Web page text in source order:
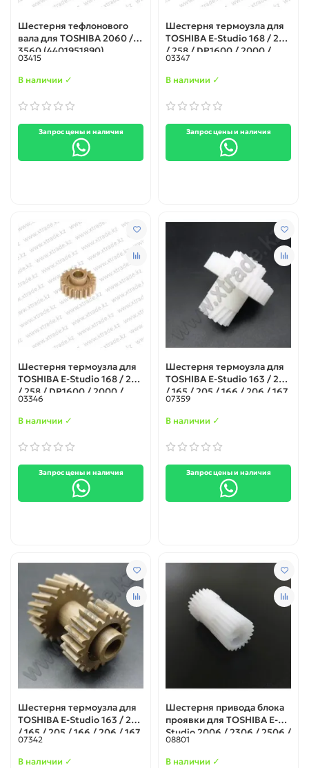
Шестерня тефлонового
вала для TOSHIBA 2060 /
3560 (4401951890)
03415
В наличии ✓
Запрос цены и наличия
Шестерня термоузла для
TOSHIBA E-Studio 168 / 208
/ 258 / DP1600 / 2000 /
2500 (41306085000) 19Т/
34Т
03347
В наличии ✓
Запрос цены и наличия
Шестерня термоузла для
TOSHIBA E-Studio 168 / 208
/ 258 / DP1600 / 2000 /
2500 (41306061000)
03346
В наличии ✓
Запрос цены и наличия
Шестерня термоузла для
TOSHIBA E-Studio 163 / 203
/ 165 / 205 / 166 / 206 / 167
/ 207 / 237 (6LE56646000)
07359
В наличии ✓
Запрос цены и наличия
Шестерня термоузла для
TOSHIBA E-Studio 163 / 203
/ 165 / 205 / 166 / 206 / 167
/ 207 / 237 (6LA84140000 /
6LH24602000)
07342
В наличии ✓
Шестерня привода блока
проявки для TOSHIBA E-
Studio 2006 / 2306 / 2506 /
2007 / 2307 / 2507 / 2505F/
H (6LJ768120)
08801
В наличии ✓